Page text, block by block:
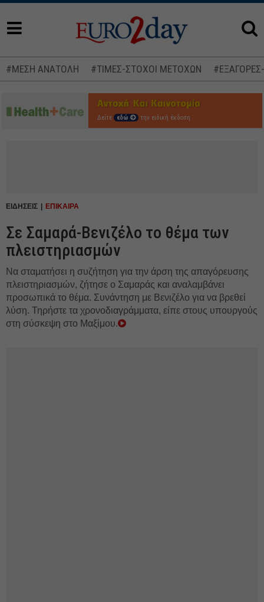
#ΜΕΣΗ ΑΝΑΤΟΛΗ #ΤΙΜΕΣ-ΣΤΟΧΟΙ ΜΕΤΟΧΩΝ
Δείτε εδώ την ειδική έκδοση
ΕΙΔΗΣΕΙΣ ΕΠΙΚΑΙΡΑ
Σε Σαμαρά-Βενιζέλο το θέμα των
πλειστηριασμών
Να σταματήσει η συζήτηση για την άρση της απαγόρευσης
πλειστηριασμών, ζήτησε ο Σαμαράς και αναλαμβάνει
προσωπικά το θέμα. Συνάντηση με Βενιζέλο για να βρεθεί
λύση. Τηρήστε τα χρονοδιαγράμματα, είπε στους υπουργούς
στη σύσκεψη στο Μαξίμου.